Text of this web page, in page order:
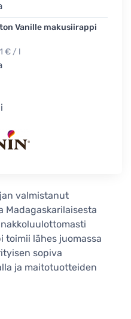
Vanille makusiirappi
€ / l
valmistanut
Madagaskarilaisesta
toimii lähes juomassa
sopiva
ja maitotuotteiden